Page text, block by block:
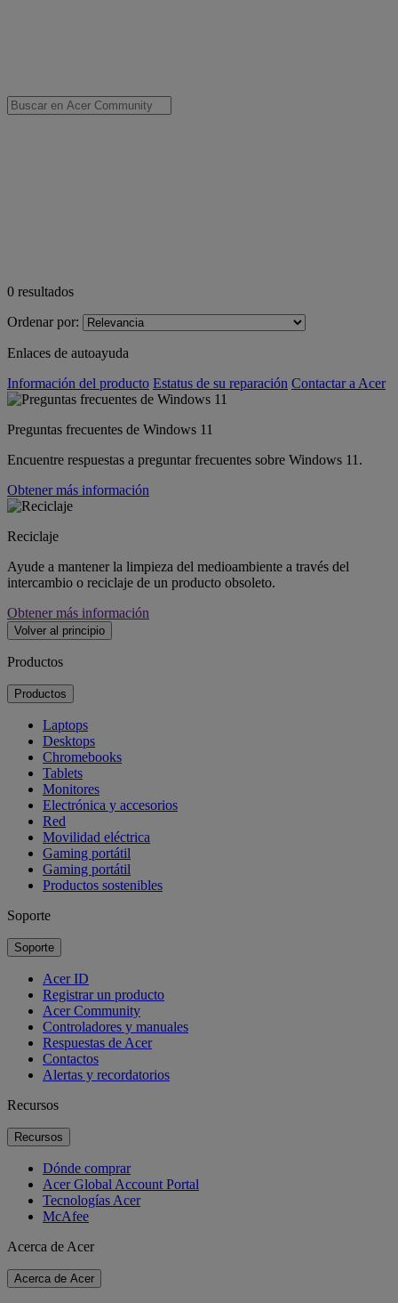
0 resultados
Ordenar por:
Enlaces de autoayuda
Información del producto Estatus de su reparación Contactar a Acer
Preguntas frecuentes de Windows 11
Encuentre respuestas a preguntar frecuentes sobre Windows 11.
Obtener más información
Reciclaje
Ayude a mantener la limpieza del medioambiente a través del
intercambio o reciclaje de un producto obsoleto.
Obtener más información
Volver al principio
Productos
Productos
Laptops
Desktops
Chromebooks
Tablets
Monitores
Electrónica y accesorios
Red
Movilidad eléctrica
Gaming portátil
Gaming portátil
Productos sostenibles
Soporte
Soporte
Acer ID
Registrar un producto
Acer Community
Controladores y manuales
Respuestas de Acer
Contactos
Alertas y recordatorios
Recursos
Recursos
Dónde comprar
Acer Global Account Portal
Tecnologías Acer
McAfee
Acerca de Acer
Acerca de Acer